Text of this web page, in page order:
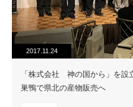
2017.11.24
「株式会社 神の国から」を
巣鴨で県北の産物販売へ